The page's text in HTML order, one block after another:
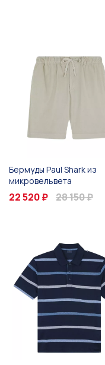
Бермуды Paul Shark из
микровельвета
22 520 ₽ 28 150 ₽